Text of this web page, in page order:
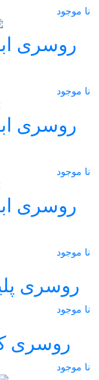
نا موجود
روسری
نا موجود
روسری
نا موجود
روسری
نا موجود
روسری
نا موجود
روسری
نا موجود